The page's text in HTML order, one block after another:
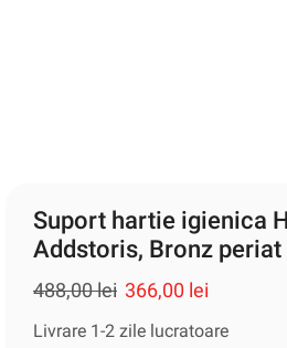
Suport hartie igienica
Addstoris, Bronz periat
488,00lei 366,00 lei
Livrare 1-2 zile lucratoare